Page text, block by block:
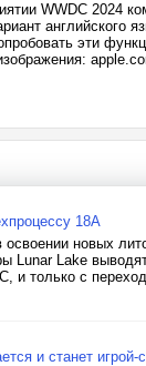
WWDC 2024
английского
эти
18A
новых
Lunar Lake
и только с
и станет игрой-